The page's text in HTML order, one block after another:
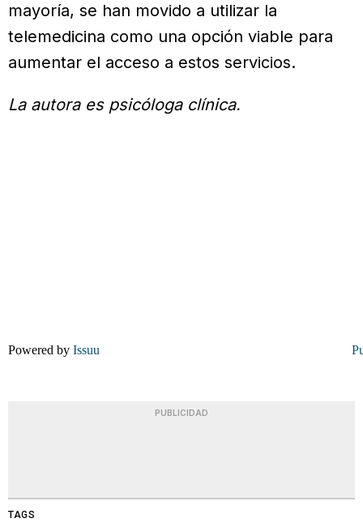
mayoría, se han movido a utilizar la
telemedicina como una opción viable para
aumentar el acceso a estos servicios.
La autora es psicóloga clínica.
Powered by Issuu
PUBLICIDAD
TAGS